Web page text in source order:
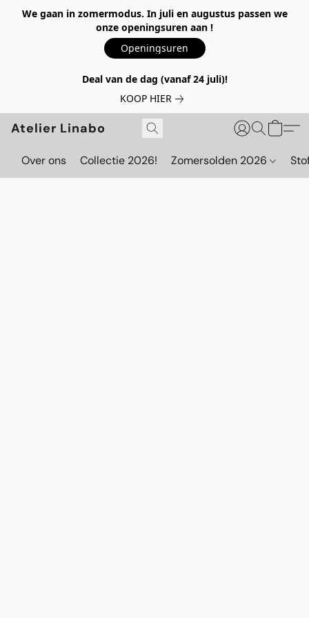
We gaan in zomermodus. In juli en augustus passen we
onze openingsuren aan !
Openingsuren
Deal van de dag (vanaf 24 juli)!
KOOP HIER
Atelier Linabo
Over ons Collectie 2026! Zomersolden 2026